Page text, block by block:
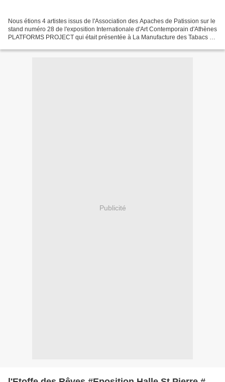
Nous étions 4 artistes issus de l'Association des Apaches de Patission sur le
stand numéro 28 de l'exposition Internationale d'Art Contemporain d'Athènes
PLATFORMS PROJECT qui était présentée à La Manufacture des Tabacs -
Publicité